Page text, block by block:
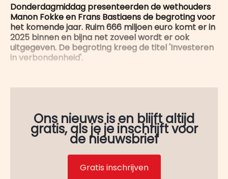
Donderdagmiddag presenteerden de wethouders
Manon Fokke en Frans Bastiaens de begroting voor
het komende jaar. Ruim 666 miljoen euro komt er in
2025 binnen en bijna net zoveel wordt er ook
uitgegeven. De begroting kreeg de titel 'Investeren
in verbondenheid'.
Ons nieuws is en blijft altijd
gratis, als je je inschrijft voor
de nieuwsbrief
Gratis inschrijven